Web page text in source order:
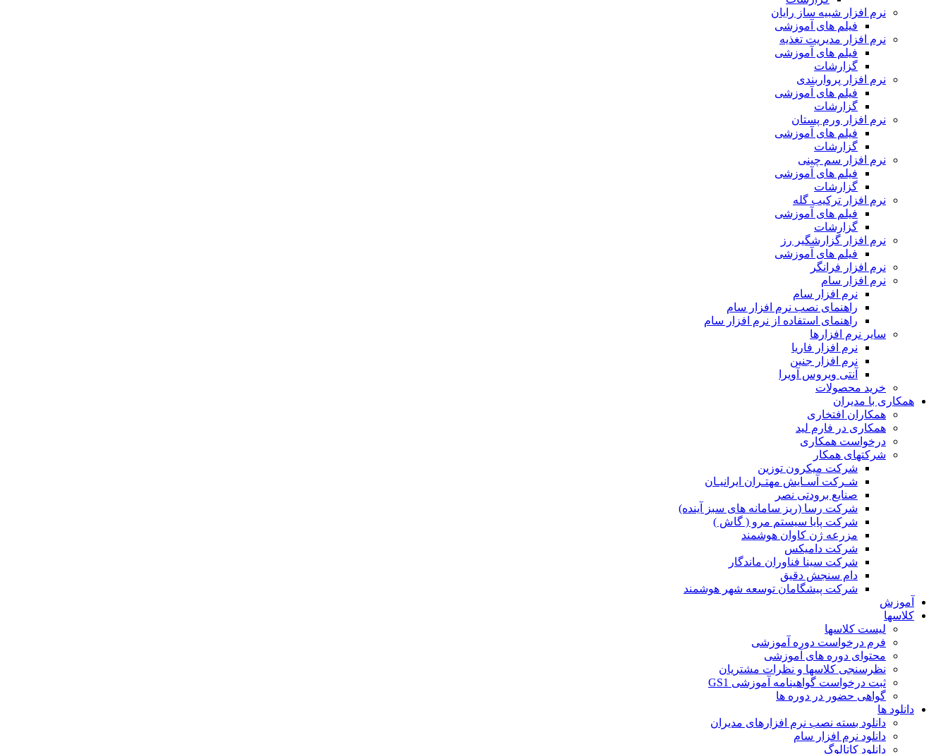
نرم افزار شبیه ساز رایان
فیلم های آموزشی
نرم افزار مدیریت تغذیه
فیلم های آموزشی
گزارشات
نرم افزار پرواربندی
فیلم های آموزشی
گزارشات
نرم افزار ورم پستان
فیلم های آموزشی
گزارشات
نرم افزار سم چینی
فیلم های آموزشی
گزارشات
نرم افزار ترکیب گله
فیلم های آموزشی
گزارشات
نرم افزار گزارشگیر رز
فیلم های آموزشی
نرم افزار فرانگر
نرم افزار سام
نرم افزار سام
راهنمای نصب نرم افزار سام
راهنمای استفاده از نرم افزار سام
سایر نرم افزارها
نرم افزار فاریا
نرم افزار جنین
آنتی ویروس آویرا
خرید محصولات
همکاری با مدیران
همکاران افتخاری
همکاری در فارم لید
درخواست همکاری
شرکتهای همکار
شرکت میکرون توزین
شـرکت آسـایش مهتـران ایرانیـان
صنایع برودتی نصر
شرکت رسا (ریز سامانه های سبز آینده)
شرکت پایا سیستم مرو ( گاش )
مزرعه ژن کاوان هوشمند
شرکت دامیکس
شرکت سینا فناوران ماندگار
دام سنجش دقیق
شرکت پیشگامان توسعه شهر هوشمند
آموزش
کلاسها
لیست کلاسها
فرم درخواست دوره آموزشی
محتوای دوره های آموزشی
نظرسنجی کلاسها و نظرات مشتریان
ثبت درخواست گواهینامه آموزشی GS1
گواهی حضور در دوره ها
دانلود ها
دانلود بسته نصب نرم افزارهای مدیران
دانلود نرم افزار سام
دانلود کاتالوگ